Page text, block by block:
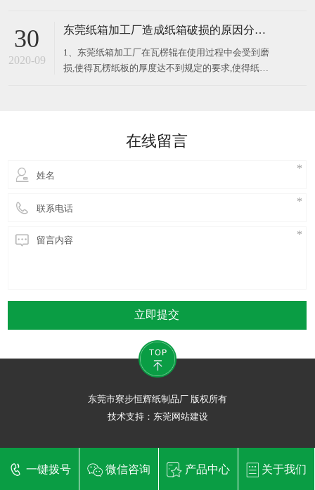
的面加以切割、旋转、折叠，所得到的面就有不同的
面、顶部与底部的衔接关系，以及包装
30
2020-09
东莞纸箱加工厂造成纸箱破损的原因分析？
1、东莞纸箱加工厂在瓦楞辊在使用过程中会受到磨
损,使得瓦楞纸板的厚度达不到规定的要求,使得纸箱
在线留言
立即提交
东莞市寮步恒辉纸制品厂 版权所有
技术支持： 东莞网站建设
一键拨号 微信咨询 产品中心 关于我们